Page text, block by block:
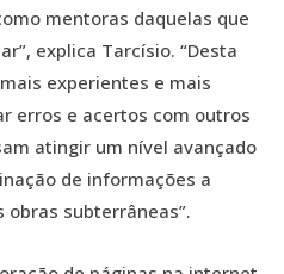
mentoras daquelas que
explica Tarcísio. “Desta
experientes e mais
erros e acertos com outros
atingir um nível avançado
de informações a
subterrâneas”.